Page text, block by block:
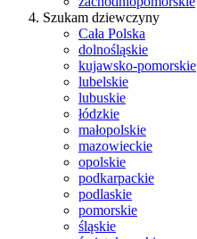
Szukam dziewczyny
Cała Polska
dolnośląskie
kujawsko-pomorskie
lubelskie
lubuskie
łódzkie
małopolskie
mazowieckie
opolskie
podkarpackie
podlaskie
pomorskie
śląskie